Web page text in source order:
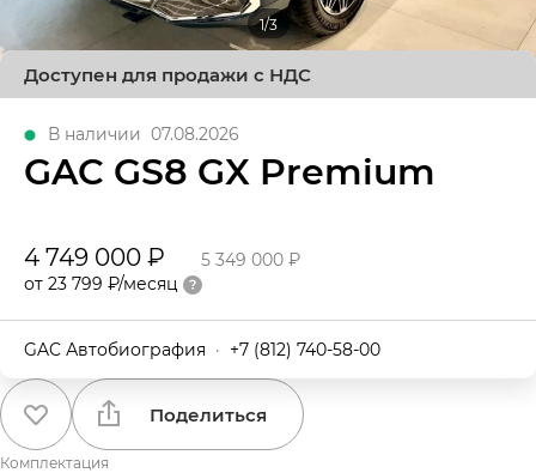
1/3
Доступен для продажи с НДС
В наличии 07.08.2026
GAC GS8 GX Premium
4 749 000 ₽
5 349 000 ₽
от 23 799 ₽/месяц
GAC Автобиография · +7 (812) 740-58-00
Поделиться
Комплектация